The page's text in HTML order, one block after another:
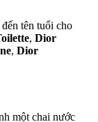
tên tuổi cho
, Dior
, Dior
một chai nước